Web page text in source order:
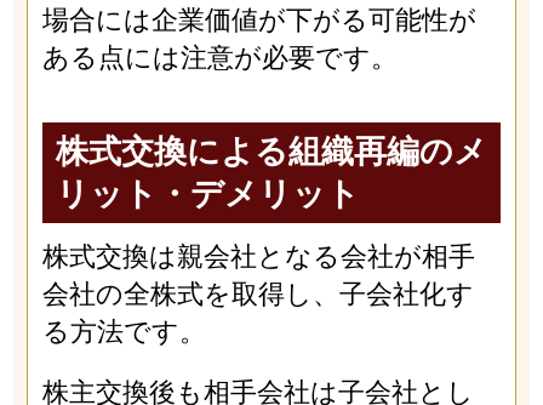
場合には企業価値が下がる可能性が
ある点には注意が必要です。
株式交換による組織再編のメ
リット・デメリット
株式交換は親会社となる会社が相手
会社の全株式を取得し、子会社化す
る方法です。
株主交換後も相手会社は子会社とし